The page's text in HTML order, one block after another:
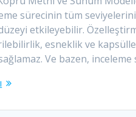
sürecinin tüm
etkileyebilir.
esneklik ve
sağlamaz. Ve bazen,